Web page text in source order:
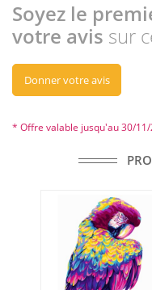
Soyez le
votre avis sur
Donner votre avis
* Offre valable jusqu'au 30/